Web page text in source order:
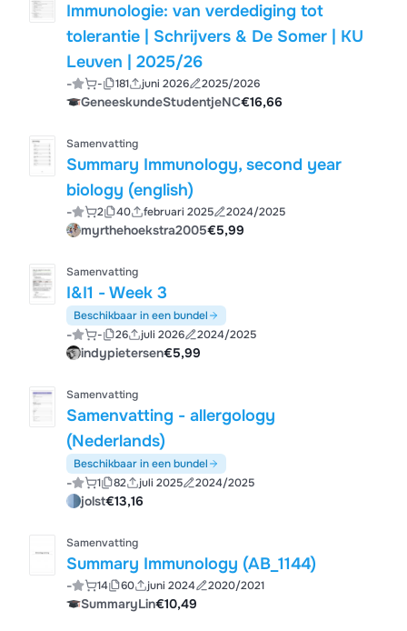
Immunologie: van verdediging tot
tolerantie | Schrijvers & De Somer | KU
Leuven | 2025/26
- - 181 juni 2026 2025/2026
GeneeskundeStudentjeNC€16,66
Samenvatting
Summary Immunology, second year
biology (english)
- 2 40 februari 2025 2024/2025
myrthehoekstra2005€5,99
Samenvatting
I&I1 - Week 3
Beschikbaar in een bundel
- - 26 juli 2026 2024/2025
indypietersen€5,99
Samenvatting
Samenvatting - allergology
(Nederlands)
Beschikbaar in een bundel
- 1 82 juli 2025 2024/2025
jolst€13,16
Samenvatting
Summary Immunology (AB_1144)
- 14 60 juni 2024 2020/2021
SummaryLin€10,49